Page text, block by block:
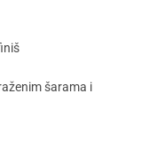
šarama i